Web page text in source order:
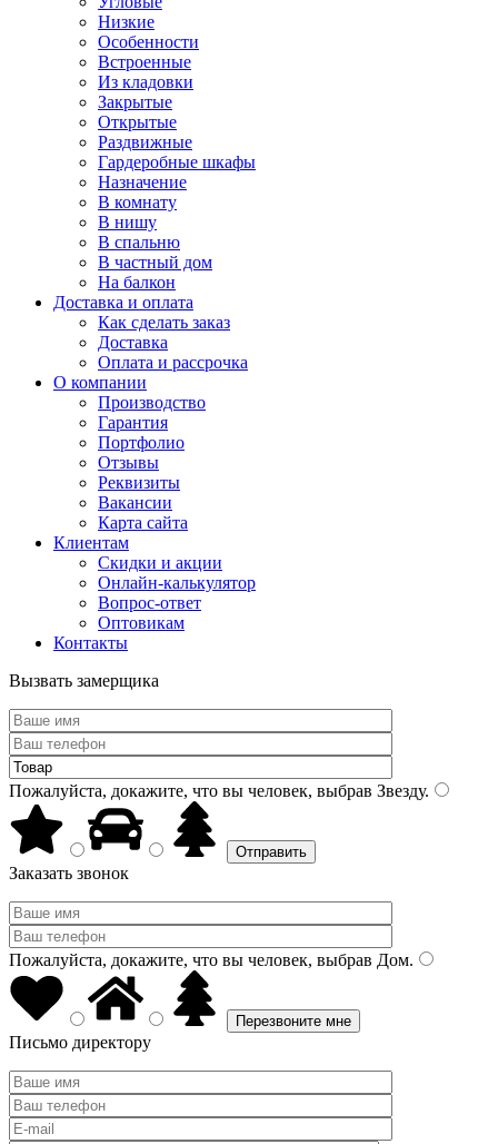
Низкие
Особенности
Встроенные
Из кладовки
Закрытые
Открытые
Раздвижные
Гардеробные шкафы
Назначение
В комнату
В нишу
В спальню
В частный дом
На балкон
Доставка и оплата
Как сделать заказ
Доставка
Оплата и рассрочка
О компании
Производство
Гарантия
Портфолио
Отзывы
Реквизиты
Вакансии
Карта сайта
Клиентам
Скидки и акции
Онлайн-калькулятор
Вопрос-ответ
Оптовикам
Контакты
Вызвать замерщика
Пожалуйста, докажите, что вы человек, выбрав Звезду.
Заказать звонок
Пожалуйста, докажите, что вы человек, выбрав Дом.
Письмо директору